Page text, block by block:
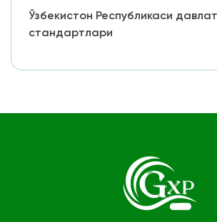
Ўзбекистон Республикаси давлат
стандартлари